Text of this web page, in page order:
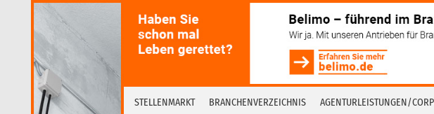
to
content
STELLENMARKT BRANCHENVERZEICHNIS AGENTURLEISTUNGEN/